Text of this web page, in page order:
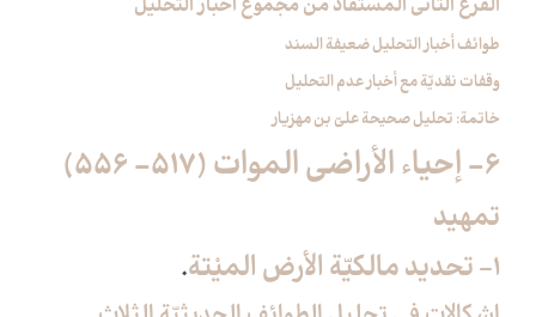
الفرع الثاني المستفاد من مجموع أخبار التحليل‏
طوائف أخبار التحليل ضعيفة السند
وقفات نقديّة مع أخبار عدم التحليل
خاتمة: تحليل صحيحة عليّ بن مهزيار
6- إحياء الأراضي الموات (517- 556)
تمهيد
1- تحديد مالكيّة الأرض الميْتة
.